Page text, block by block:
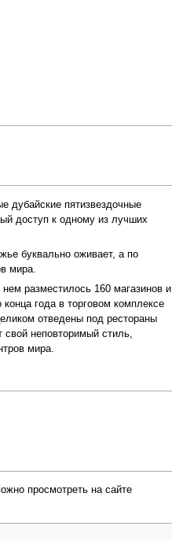
дубайские пятизвездочные
доступ к одному из лучших
буквально оживает, а по
мира.
разместилось 160 магазинов и
года в торговом комплексе
отведены под рестораны
свой неповторимый стиль,
мира.
просмотреть на сайте